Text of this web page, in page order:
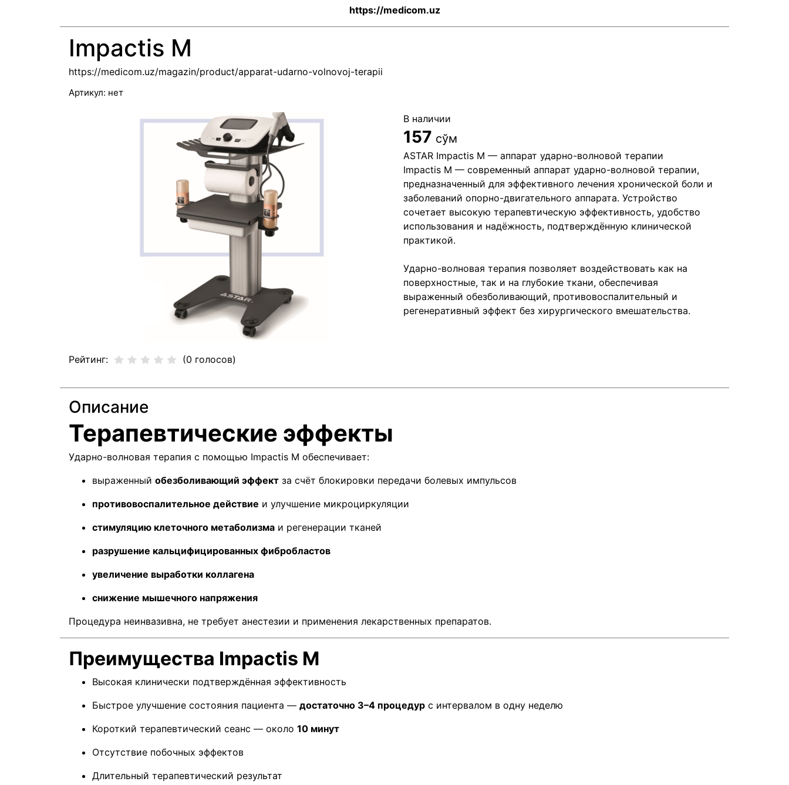
https://medicom.uz
Impactis M
https://medicom.uz/magazin/product/apparat-udarno-volnovoj-terapii
Артикул: нет
Рейтинг: (0 голосов)
В наличии
157 сўм
ASTAR Impactis M — аппарат ударно-волновой терапии
Impactis M — современный аппарат ударно-волновой терапии,
предназначенный для эффективного лечения хронической боли и
заболеваний опорно-двигательного аппарата. Устройство
сочетает высокую терапевтическую эффективность, удобство
использования и надёжность, подтверждённую клинической
практикой.
Ударно-волновая терапия позволяет воздействовать как на
поверхностные, так и на глубокие ткани, обеспечивая
выраженный обезболивающий, противовоспалительный и
регенеративный эффект без хирургического вмешательства.
Описание
Терапевтические эффекты
Ударно-волновая терапия с помощью Impactis M обеспечивает:
выраженный обезболивающий эффект за счёт блокировки передачи болевых импульсов
противовоспалительное действие и улучшение микроциркуляции
стимуляцию клеточного метаболизма и регенерации тканей
разрушение кальцифицированных фибробластов
увеличение выработки коллагена
снижение мышечного напряжения
Процедура неинвазивна, не требует анестезии и применения лекарственных препаратов.
Преимущества Impactis M
Высокая клинически подтверждённая эффективность
Быстрое улучшение состояния пациента — достаточно 3–4 процедур с интервалом в одну неделю
Короткий терапевтический сеанс — около 10 минут
Отсутствие побочных эффектов
Длительный терапевтический результат